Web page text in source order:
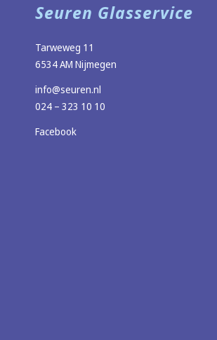
Seuren Glasservice
Tarweweg 11
6534 AM Nijmegen
info@seuren.nl
024 – 323 10 10
Facebook